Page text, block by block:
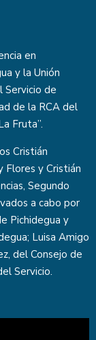
en
y la Unión
Servicio de
de la RCA del
Fruta”.
Cristián
Flores y Cristián
Segundo
a cabo por
Pichidegua y
Luisa Amigo
del Consejo de
Servicio.